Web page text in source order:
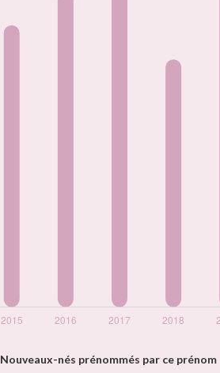
Nouveaux-nés prénommés par ce prénom